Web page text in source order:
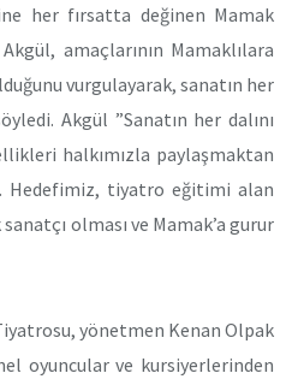
her fırsatta değinen Mamak
amaçlarının Mamaklılara
vurgulayarak, sanatın her
Akgül ”Sanatın her dalını
halkımızla paylaşmaktan
Hedefimiz, tiyatro eğitimi alan
olması ve Mamak’a gurur
yönetmen Kenan Olpak
oyuncular ve kursiyerlerinden